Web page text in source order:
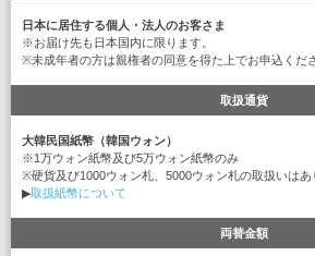
日本に居住する個人・法人のお客さま
※お届け先も日本国内に限ります。
※未成年者の方は親権者の同意を得た上でお申込くだ
取扱通貨
大韓民国紙幣（韓国ウォン）
※1万ウォン紙幣及び5万ウォン紙幣のみ
※硬貨及び1000ウォン札、5000ウォン札の取扱いはあ
▶取扱紙幣について
両替金額